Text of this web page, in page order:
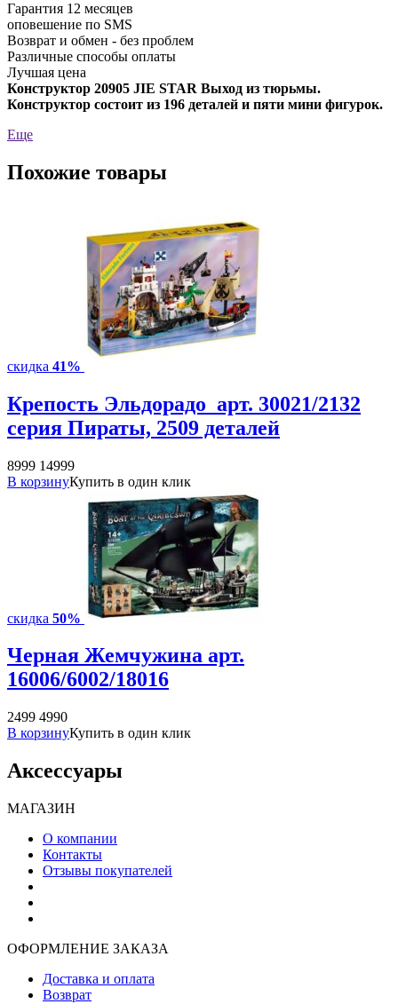
Гарантия 12 месяцев
оповешение по SMS
Возврат и обмен - без проблем
Различные способы оплаты
Лучшая цена
Конструктор 20905 JIE STAR Выход из тюрьмы.
Конструктор состоит из 196 деталей и пяти мини фигурок.
Еще
Похожие товары
скидка 41%
Крепость Эльдорадо арт. 30021/2132
серия Пираты, 2509 деталей
8999 14999
В корзинуКупить в один клик
скидка 50%
Черная Жемчужина арт.
16006/6002/18016
2499 4990
В корзинуКупить в один клик
Аксессуары
МАГАЗИН
О компании
Контакты
Отзывы покупателей
ОФОРМЛЕНИЕ ЗАКАЗА
Доставка и оплата
Возврат